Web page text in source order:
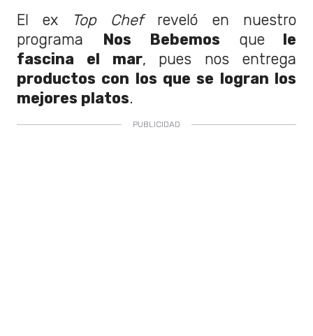
El ex Top Chefreveló en nuestro
programa Nos Bebemos quele
fascina el mar, pues nos entrega
productos con los que se logran los
mejores platos.